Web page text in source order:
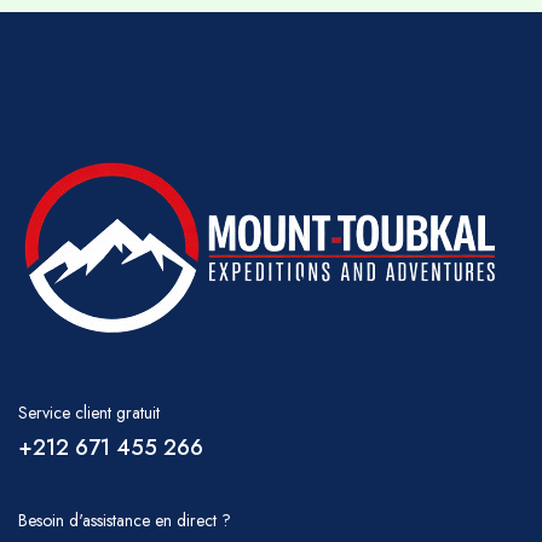
nombreux villages et au départ du sentier
d'Imi Ourghlad et au refuge Toubkal. Vous
devrez en porter une partie vous-même, mais
vos mules en porteront un peu plus. Veuillez
discuter régulièrement avec votre guide des
Repas
Petit-déjeuner – thé, café, jus, fruits, lait,
Déjeuner pique-nique – salade marocaine
Service client gratuit
+212 671 455 266
Besoin d'assistance en direct ?